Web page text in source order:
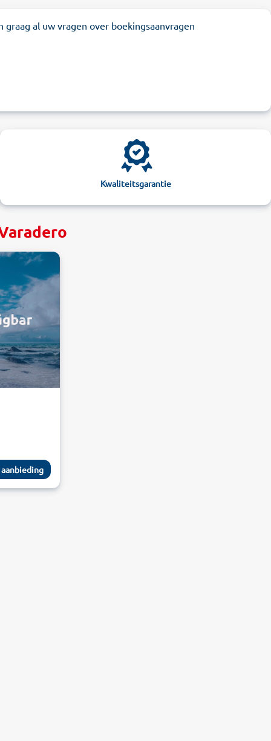
al uw vragen over boekingsaanvragen
Kwaliteitsgarantie
aanbieding